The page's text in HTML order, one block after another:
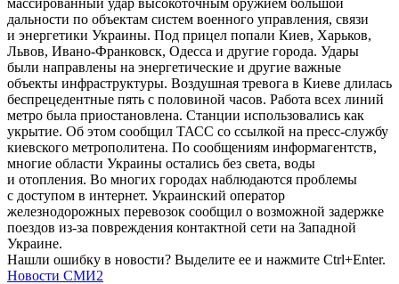
дальности по объектам систем военного управления, связи
и энергетики Украины. Под прицел попали Киев, Харьков,
Львов, Ивано-Франковск, Одесса и другие города. Удары
были направлены на энергетические и другие важные
объекты инфраструктуры. Воздушная тревога в Киеве длилась
беспрецедентные пять с половиной часов. Работа всех линий
метро была приостановлена. Станции использовались как
укрытие. Об этом сообщил ТАСС со ссылкой на пресс-службу
киевского метрополитена. По сообщениям информагентств,
многие области Украины остались без света, воды
и отопления. Во многих городах наблюдаются проблемы
с доступом в интернет. Украинский оператор
железнодорожных перевозок сообщил о возможной задержке
поездов из-за повреждения контактной сети на Западной
Украине.
Нашли ошибку в новости? Выделите ее и нажмите Ctrl+Enter.
Новости СМИ2